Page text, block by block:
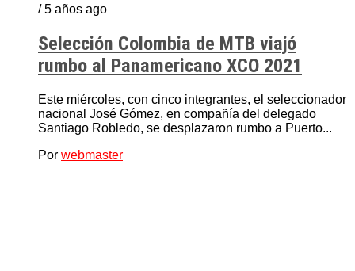
/ 5 años ago
Selección Colombia de MTB viajó
rumbo al Panamericano XCO 2021
Este miércoles, con cinco integrantes, el seleccionador
nacional José Gómez, en compañía del delegado
Santiago Robledo, se desplazaron rumbo a Puerto...
Por webmaster